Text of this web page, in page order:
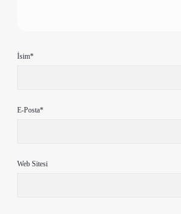
İsim*
E-Posta*
Web Sitesi